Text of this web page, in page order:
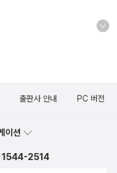
출판사 안내 PC 버전
이션
1544-2514